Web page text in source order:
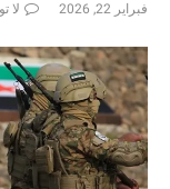
فبراير 22, 2026 لا